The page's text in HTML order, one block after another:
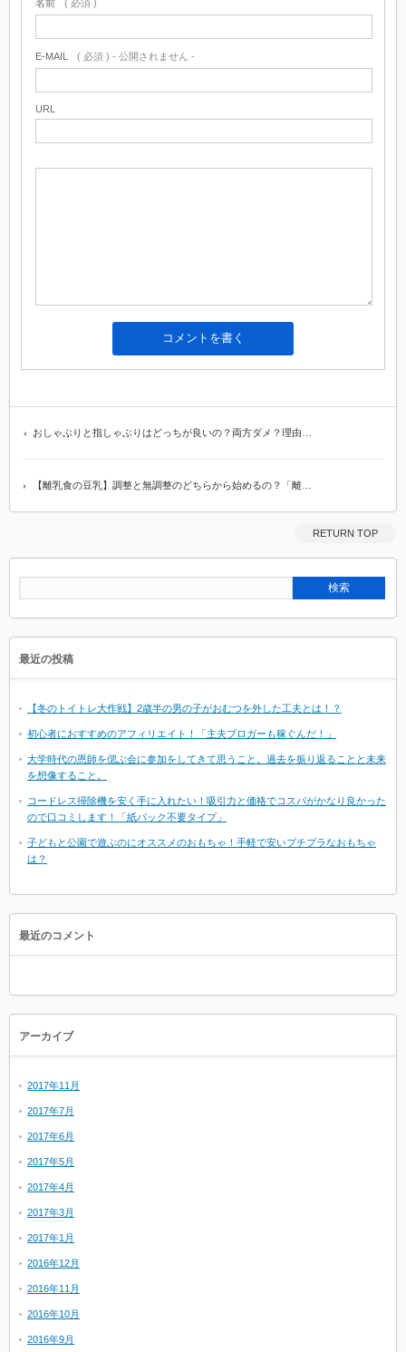
名前 ( 必須 )
E-MAIL ( 必須 ) - 公開されません -
URL
おしゃぶりと指しゃぶりはどっちが良いの？両方ダメ？理由…
【離乳食の豆乳】調整と無調整のどちらから始めるの？「離…
RETURN TOP
最近の投稿
【冬のトイトレ大作戦】2歳半の男の子がおむつを外した工夫とは！？
初心者におすすめのアフィリエイト！「主夫ブロガーも稼ぐんだ！」
大学時代の恩師を偲ぶ会に参加をしてきて思うこと。過去を振り返ることと未来
を想像すること。
コードレス掃除機を安く手に入れたい！吸引力と価格でコスパがかなり良かった
ので口コミします！「紙パック不要タイプ」
子どもと公園で遊ぶのにオススメのおもちゃ！手軽で安いプチプラなおもちゃ
は？
最近のコメント
アーカイブ
2017年11月
2017年7月
2017年6月
2017年5月
2017年4月
2017年3月
2017年1月
2016年12月
2016年11月
2016年10月
2016年9月